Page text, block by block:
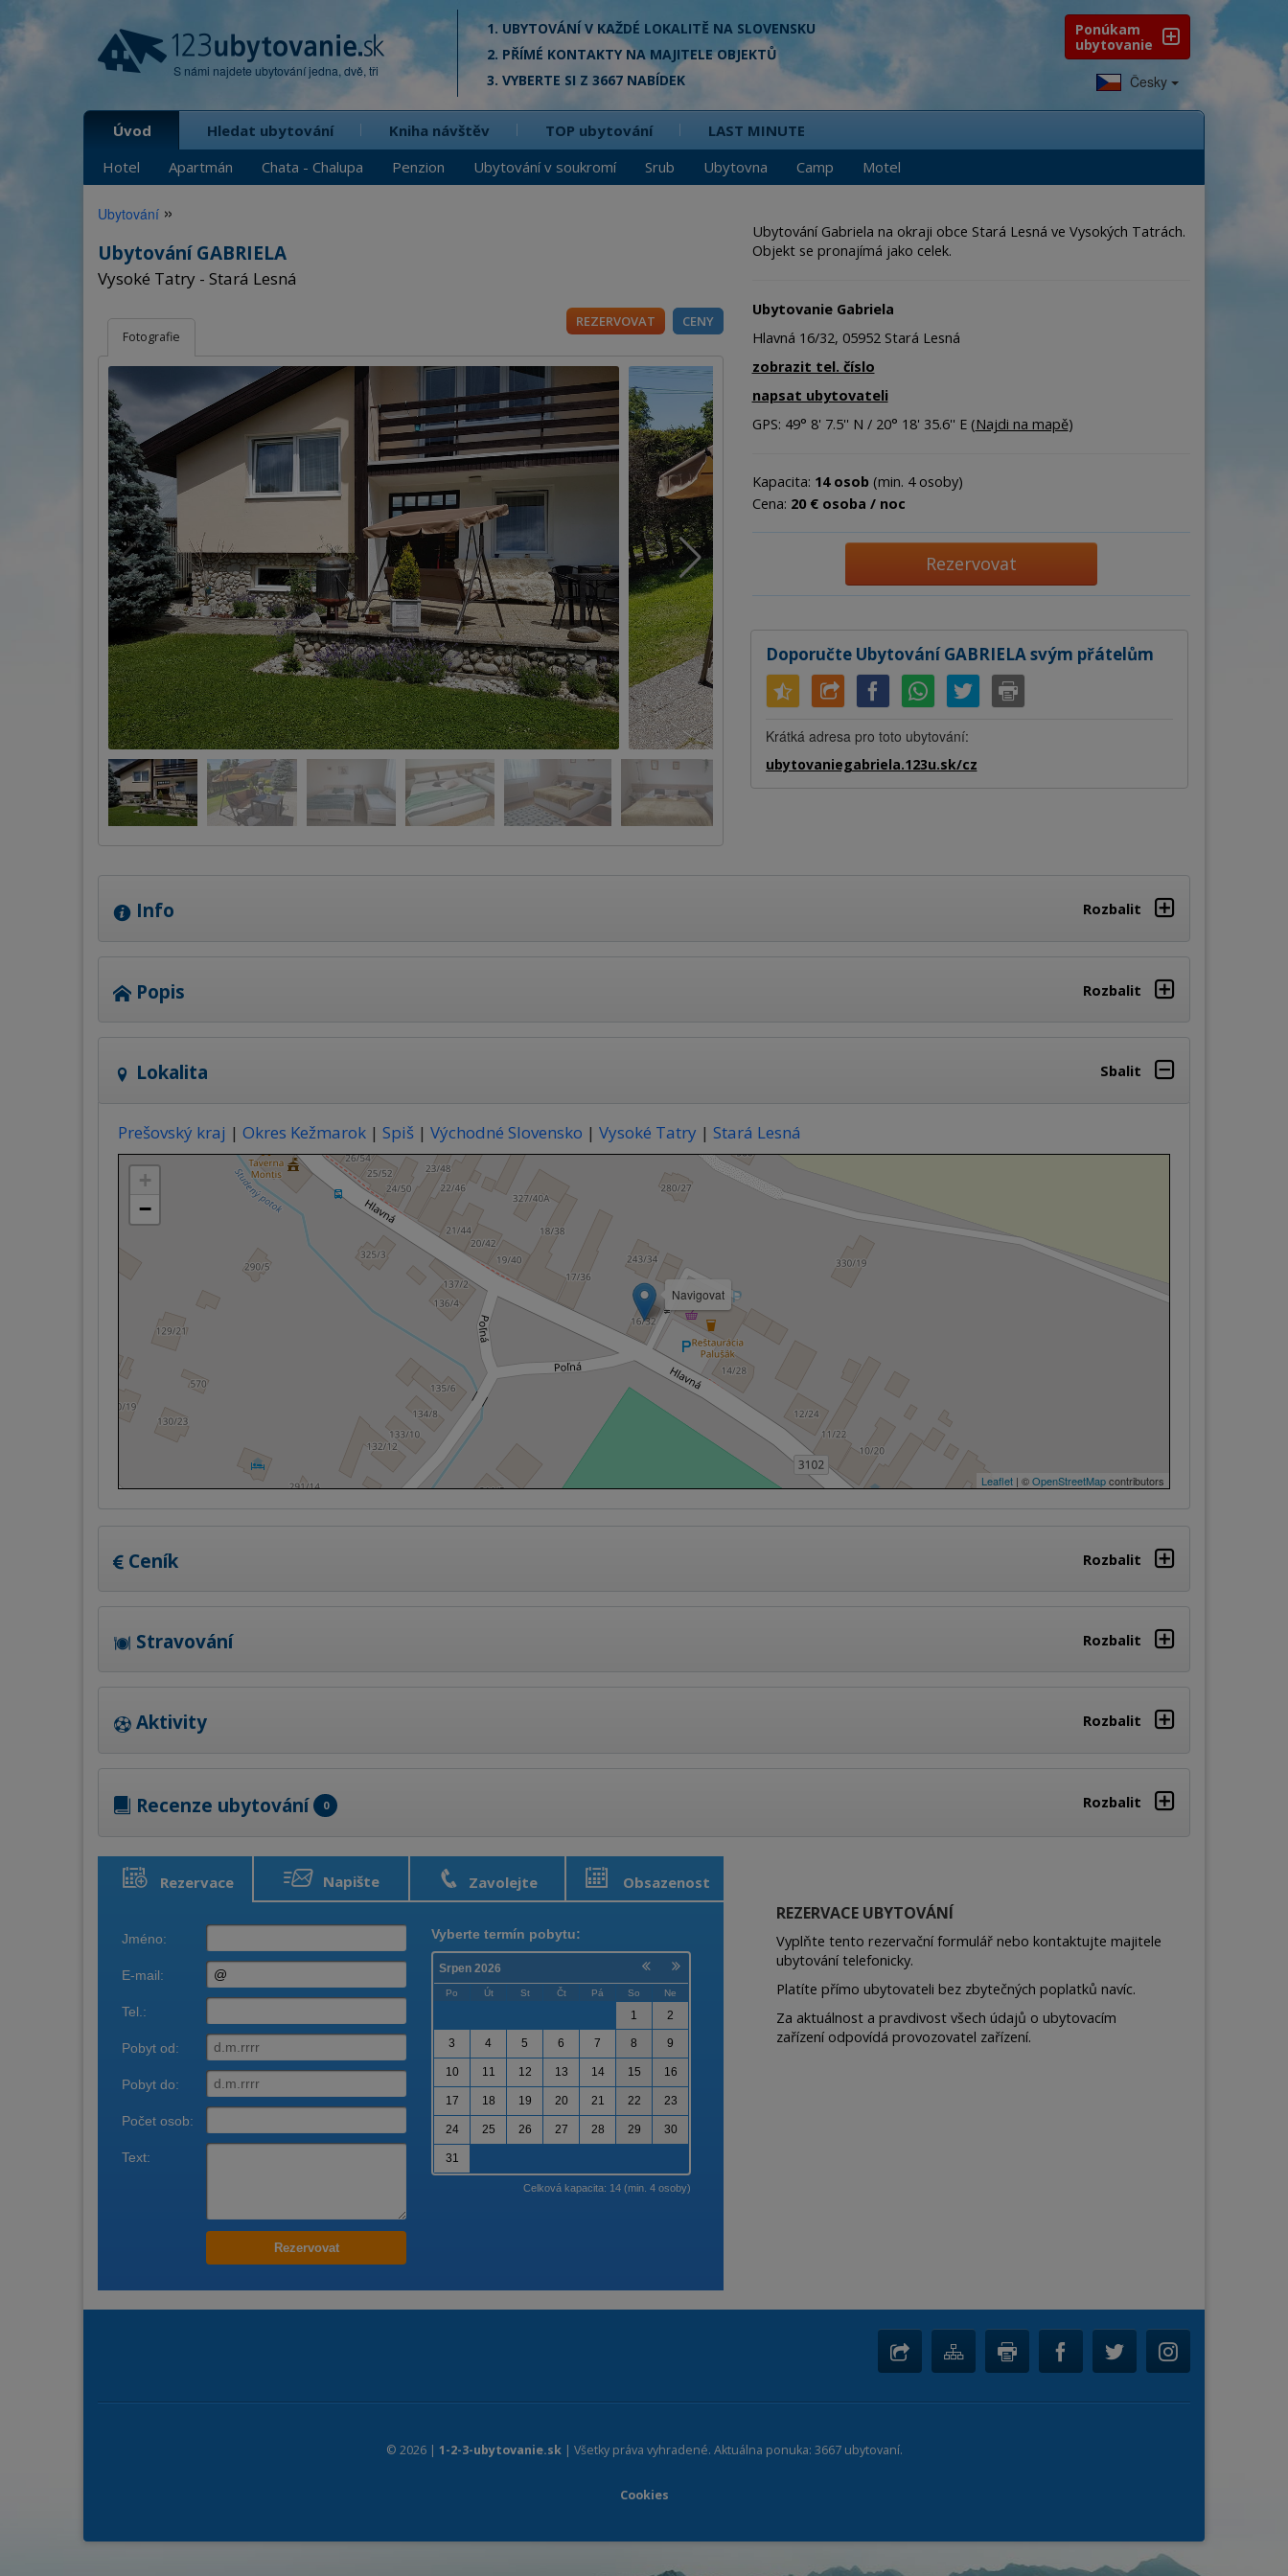
S námi najdete ubytování jedna, dvě, tři
1. UBYTOVÁNÍ V KAŽDÉ LOKALITĚ NA SLOVENSKU
2. PŘÍMÉ KONTAKTY NA MAJITELE OBJEKTŮ
3. VYBERTE SI Z 3667 NABÍDEK
Ponúkam
ubytovanie
Česky
Úvod
Hotel
Apartmán Chata - Chalupa Penzion Ubytování v soukromí Srub Ubytovna Camp Motel
Hledat ubytování Kniha návštěv TOP ubytování LAST MINUTE
Ubytování »
Ubytování GABRIELA
Vysoké Tatry - Stará Lesná
REZERVOVAT CENY
Fotografie
Ubytování Gabriela na okraji obce Stará Lesná ve Vysokých Tatrách.
Objekt se pronajímá jako celek.
Ubytovanie Gabriela
Hlavná 16/32, 05952 Stará Lesná
zobrazit tel. číslo
napsat ubytovateli
GPS: 49° 8' 7.5'' N / 20° 18' 35.6'' E (Najdi na mapě)
Kapacita: 14 osob (min. 4 osoby)
Cena: 20 € osoba / noc
Rezervovat
Doporučte Ubytování GABRIELA svým přátelům
Krátká adresa pro toto ubytování:
ubytovaniegabriela.123u.sk/cz
Info Rozbalit
Popis Rozbalit
Lokalita Sbalit
Prešovský kraj | Okres Kežmarok | Spiš | Východné Slovensko | Vysoké Tatry | Stará Lesná
Navigovat
+
−
Leaflet | ©OpenStreetMapcontributors
Ceník Rozbalit
Stravování Rozbalit
Aktivity Rozbalit
Recenze ubytování 0 Rozbalit
Rezervace
ubytování
Napište Zavolejte Obsazenost
REZERVACE UBYTOVÁNÍ
Vyplňte tento rezervační formulář nebo kontaktujte majitele
ubytování telefonicky.
Platíte přímo ubytovateli bez zbytečných poplatků navíc.
Za aktuálnost a pravdivost všech údajů o ubytovacím
zařízení odpovídá provozovatel zařízení.
© 2026 | 1-2-3-ubytovanie.sk| Všetky práva vyhradené. Aktuálna ponuka: 3667 ubytovaní.
Cookies